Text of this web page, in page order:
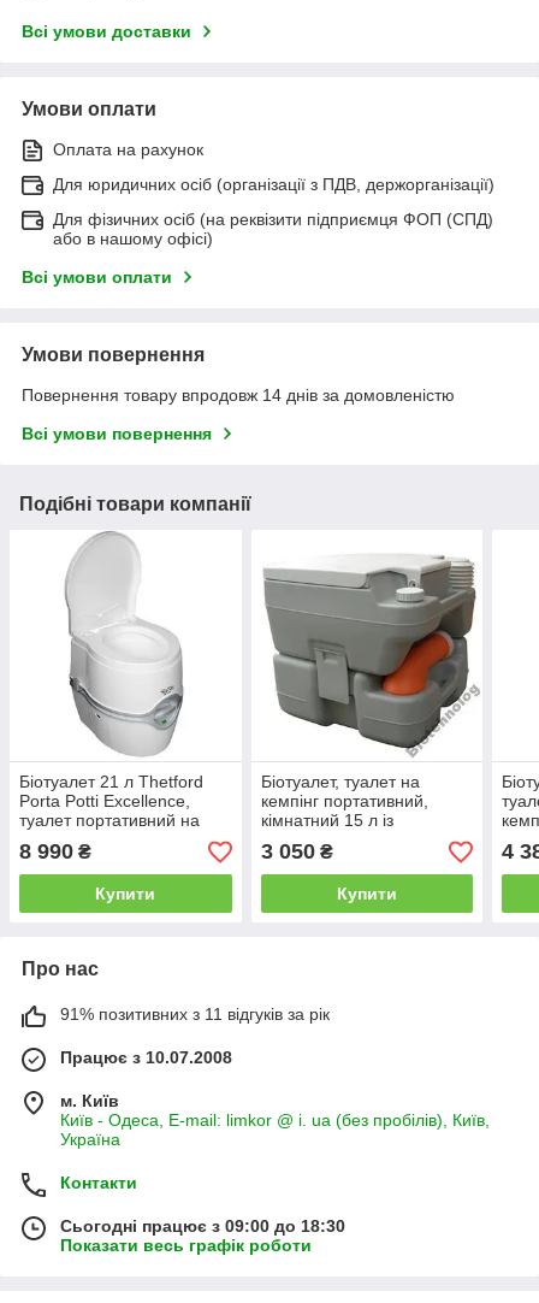
Всі умови доставки
Умови оплати
Оплата на рахунок
Для юридичних осіб (організації з ПДВ, держорганізації)
Для фізичних осіб (на реквізити підприємця ФОП (СПД)
або в нашому офісі)
Всі умови оплати
Умови повернення
Повернення товару впродовж 14 днів за домовленістю
Всі умови повернення
Подібні товари компанії
Біотуалет 21 л Thetford
Porta Potti Excellence,
туалет портативний на
кемпінг
8 990 ₴
Купити
Біотуалет, туалет на
кемпінг портативний,
кімнатний 15 л із
патрубком PT15A
3 050₴
Купити
4
Про нас
91% позитивних з 11 відгуків за рік
Працює з 10.07.2008
м. Київ
Київ - Одеса, E-mail: limkor @ i. ua (без пробілів), Київ,
Україна
Контакти
Сьогодні працює з 09:00 до 18:30
Показати весь графік роботи